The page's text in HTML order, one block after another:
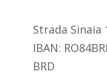
Strada Sinaia
IBAN:
BRD